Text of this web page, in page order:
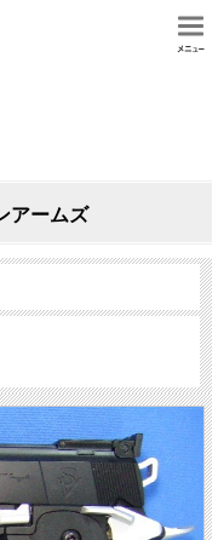
アームズ